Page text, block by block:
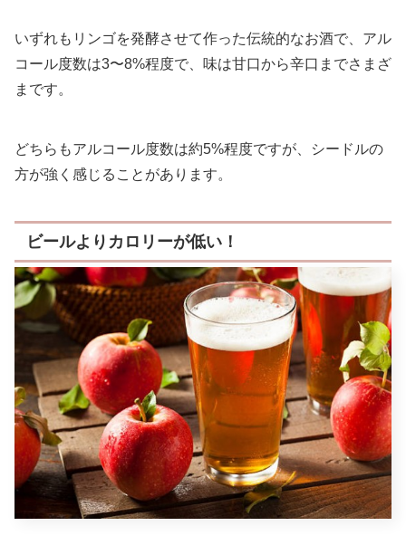
いずれもリンゴを発酵させて作った伝統的なお酒で、アル
コール度数は3〜8%程度で、味は甘口から辛口までさまざ
まです。
どちらもアルコール度数は約5%程度ですが、シードルの
方が強く感じることがあります。
ビールよりカロリーが低い！